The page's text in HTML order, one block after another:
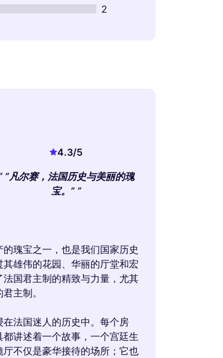
2
4.3/5
“凡尔赛，法国历史与美丽的瑰
宝。”
瑰宝之一，也是我们国家历史
雄伟的花园、华丽的厅堂和宏
国君主制的精致与力量，尤其
主制。
法国迷人的历史中。每个房
讲述着一个故事，一个宫廷生
不仅是豪华接待的场所；它也